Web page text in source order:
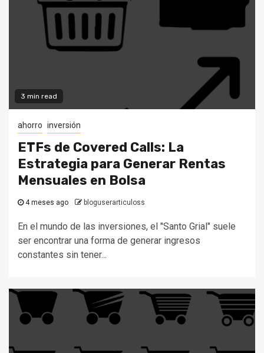
3 min read
ahorro inversión
ETFs de Covered Calls: La
Estrategia para Generar Rentas
Mensuales en Bolsa
4 meses ago bloguserarticuloss
En el mundo de las inversiones, el "Santo Grial" suele
ser encontrar una forma de generar ingresos
constantes sin tener...